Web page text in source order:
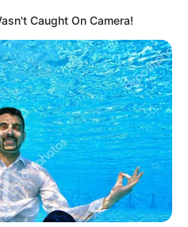
Caught On Camera!